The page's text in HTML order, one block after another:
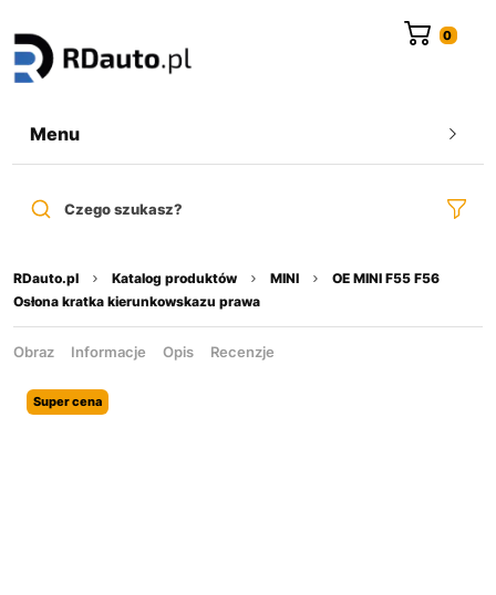
Menu
Czego szukasz?
RDauto.pl Katalog produktów MINI
OE MINI F55 F56
Osłona kratka kierunkowskazu prawa
Obraz Informacje Opis Recenzje
Super cena